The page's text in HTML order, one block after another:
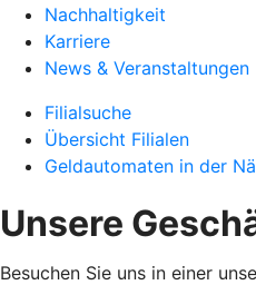
Nachhaltigkeit
Karriere
News & Veranstaltungen
Filialsuche
Übersicht Filialen
Geldautomaten in der
Unsere
Besuchen Sie uns in einer